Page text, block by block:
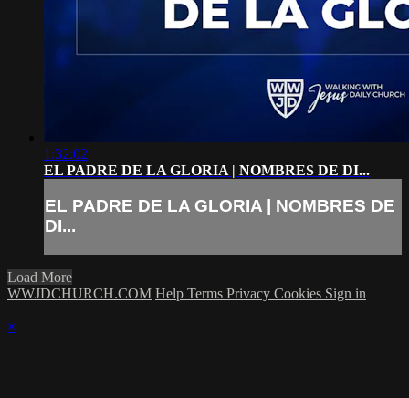
1:32:02
EL PADRE DE LA GLORIA | NOMBRES DE DI...
EL PADRE DE LA GLORIA | NOMBRES DE
DI...
Load More
WWJDCHURCH.COM Help Terms Privacy Cookies Sign in
×